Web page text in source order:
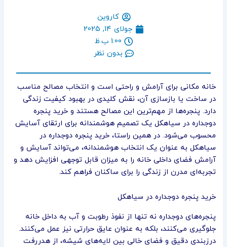
کاروین
جولای 14, 2025
1:00 ب.ظ
بدون نظر
خانه مکانی برای آرامش و راحتی است و انتخاب مصالح مناسب
در ساخت یا بازسازی آن، نقش کلیدی در بهبود کیفیت زندگی
دارد. پنجره‌ها از مهم‌ترین این مصالح هستند و خرید پنجره
دوجداره در سیاهکل یک تصمیم هوشمندانه برای ارتقای آسایش
محسوب می‌شود. در همین راستا، خرید پنجره دوجداره در
سیاهکل به عنوان یک انتخاب هوشمندانه، می‌تواند آسایش و
آرامش فضای داخلی خانه را به میزان قابل توجهی افزایش دهد و
تجربه‌ای مدرن از زندگی را برای ساکنان فراهم کند.
خرید پنجره دوجداره در سیاهکل
پنجره‌های دوجداره نه تنها از نفوذ رطوبت و آب به داخل خانه
جلوگیری می‌کنند، بلکه به عنوان عایق حرارتی نیز عمل می‌کنند.
درزبندی دقیق و فضای خالی بین لایه‌های شیشه، از هدررفت